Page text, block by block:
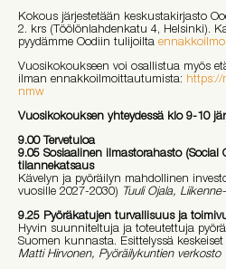
Kokous järjestetään keskustakirjasto
2. krs (Töölönlahdenkatu 4, Helsinki).
pyydämme Oodiin tulijoilta
Vuosikokoukseen voi osallistua myös
ilman ennakkoilmoittautumista: https://
nmw
Vuosikokouksen yhteydessä klo 9-10
9.00 Tervetuloa
9.05 Sosiaalinen ilmastorahasto (Social
tilannekatsaus
Kävelyn ja pyöräilyn mahdollinen
vuosille 2027-2030) Tuuli Ojala,
9.25 Pyöräkatujen turvallisuus ja
Hyvin suunniteltuja ja toteutettuja
Suomen kunnasta. Esittelyssä
Matti Hirvonen, Pyöräilykuntien verkosto